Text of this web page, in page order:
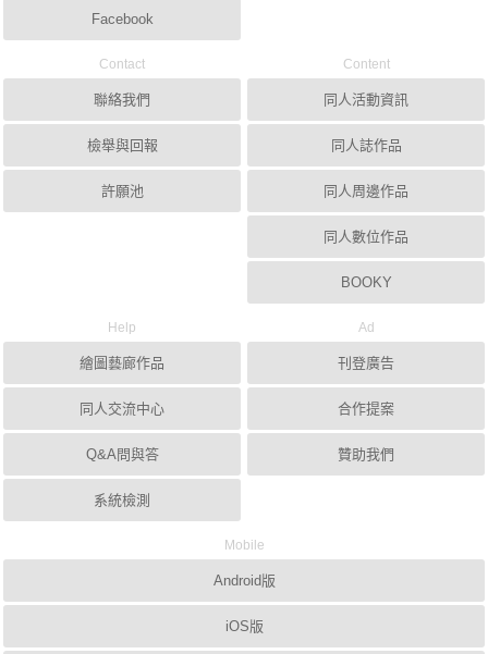
Facebook
Contact
聯絡我們
檢舉與回報
許願池
Content
同人活動資訊
同人誌作品
同人周邊作品
同人數位作品
BOOKY
Help
繪圖藝廊作品
同人交流中心
Q&A問與答
系統檢測
Ad
刊登廣告
合作提案
贊助我們
Mobile
Android版
iOS版